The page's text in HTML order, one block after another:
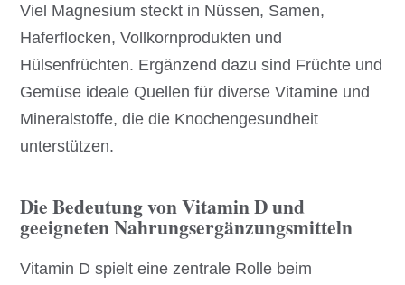
Viel Magnesium steckt in Nüssen, Samen,
Haferflocken, Vollkornprodukten und
Hülsenfrüchten. Ergänzend dazu sind Früchte und
Gemüse ideale Quellen für diverse Vitamine und
Mineralstoffe, die die Knochengesundheit
unterstützen.
Die Bedeutung von Vitamin D und
geeigneten Nahrungsergänzungsmitteln
Vitamin D spielt eine zentrale Rolle beim